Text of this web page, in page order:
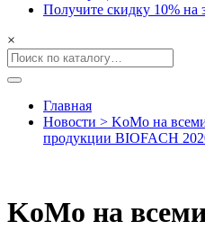
Получите скидку 10% на
×
Главная
Новости > KoMo на
продукции BIOFACH
KoMo на